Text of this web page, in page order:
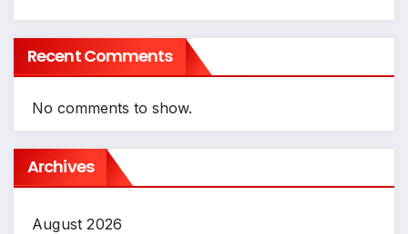
Recent Comments
No comments to show.
Archives
August 2026